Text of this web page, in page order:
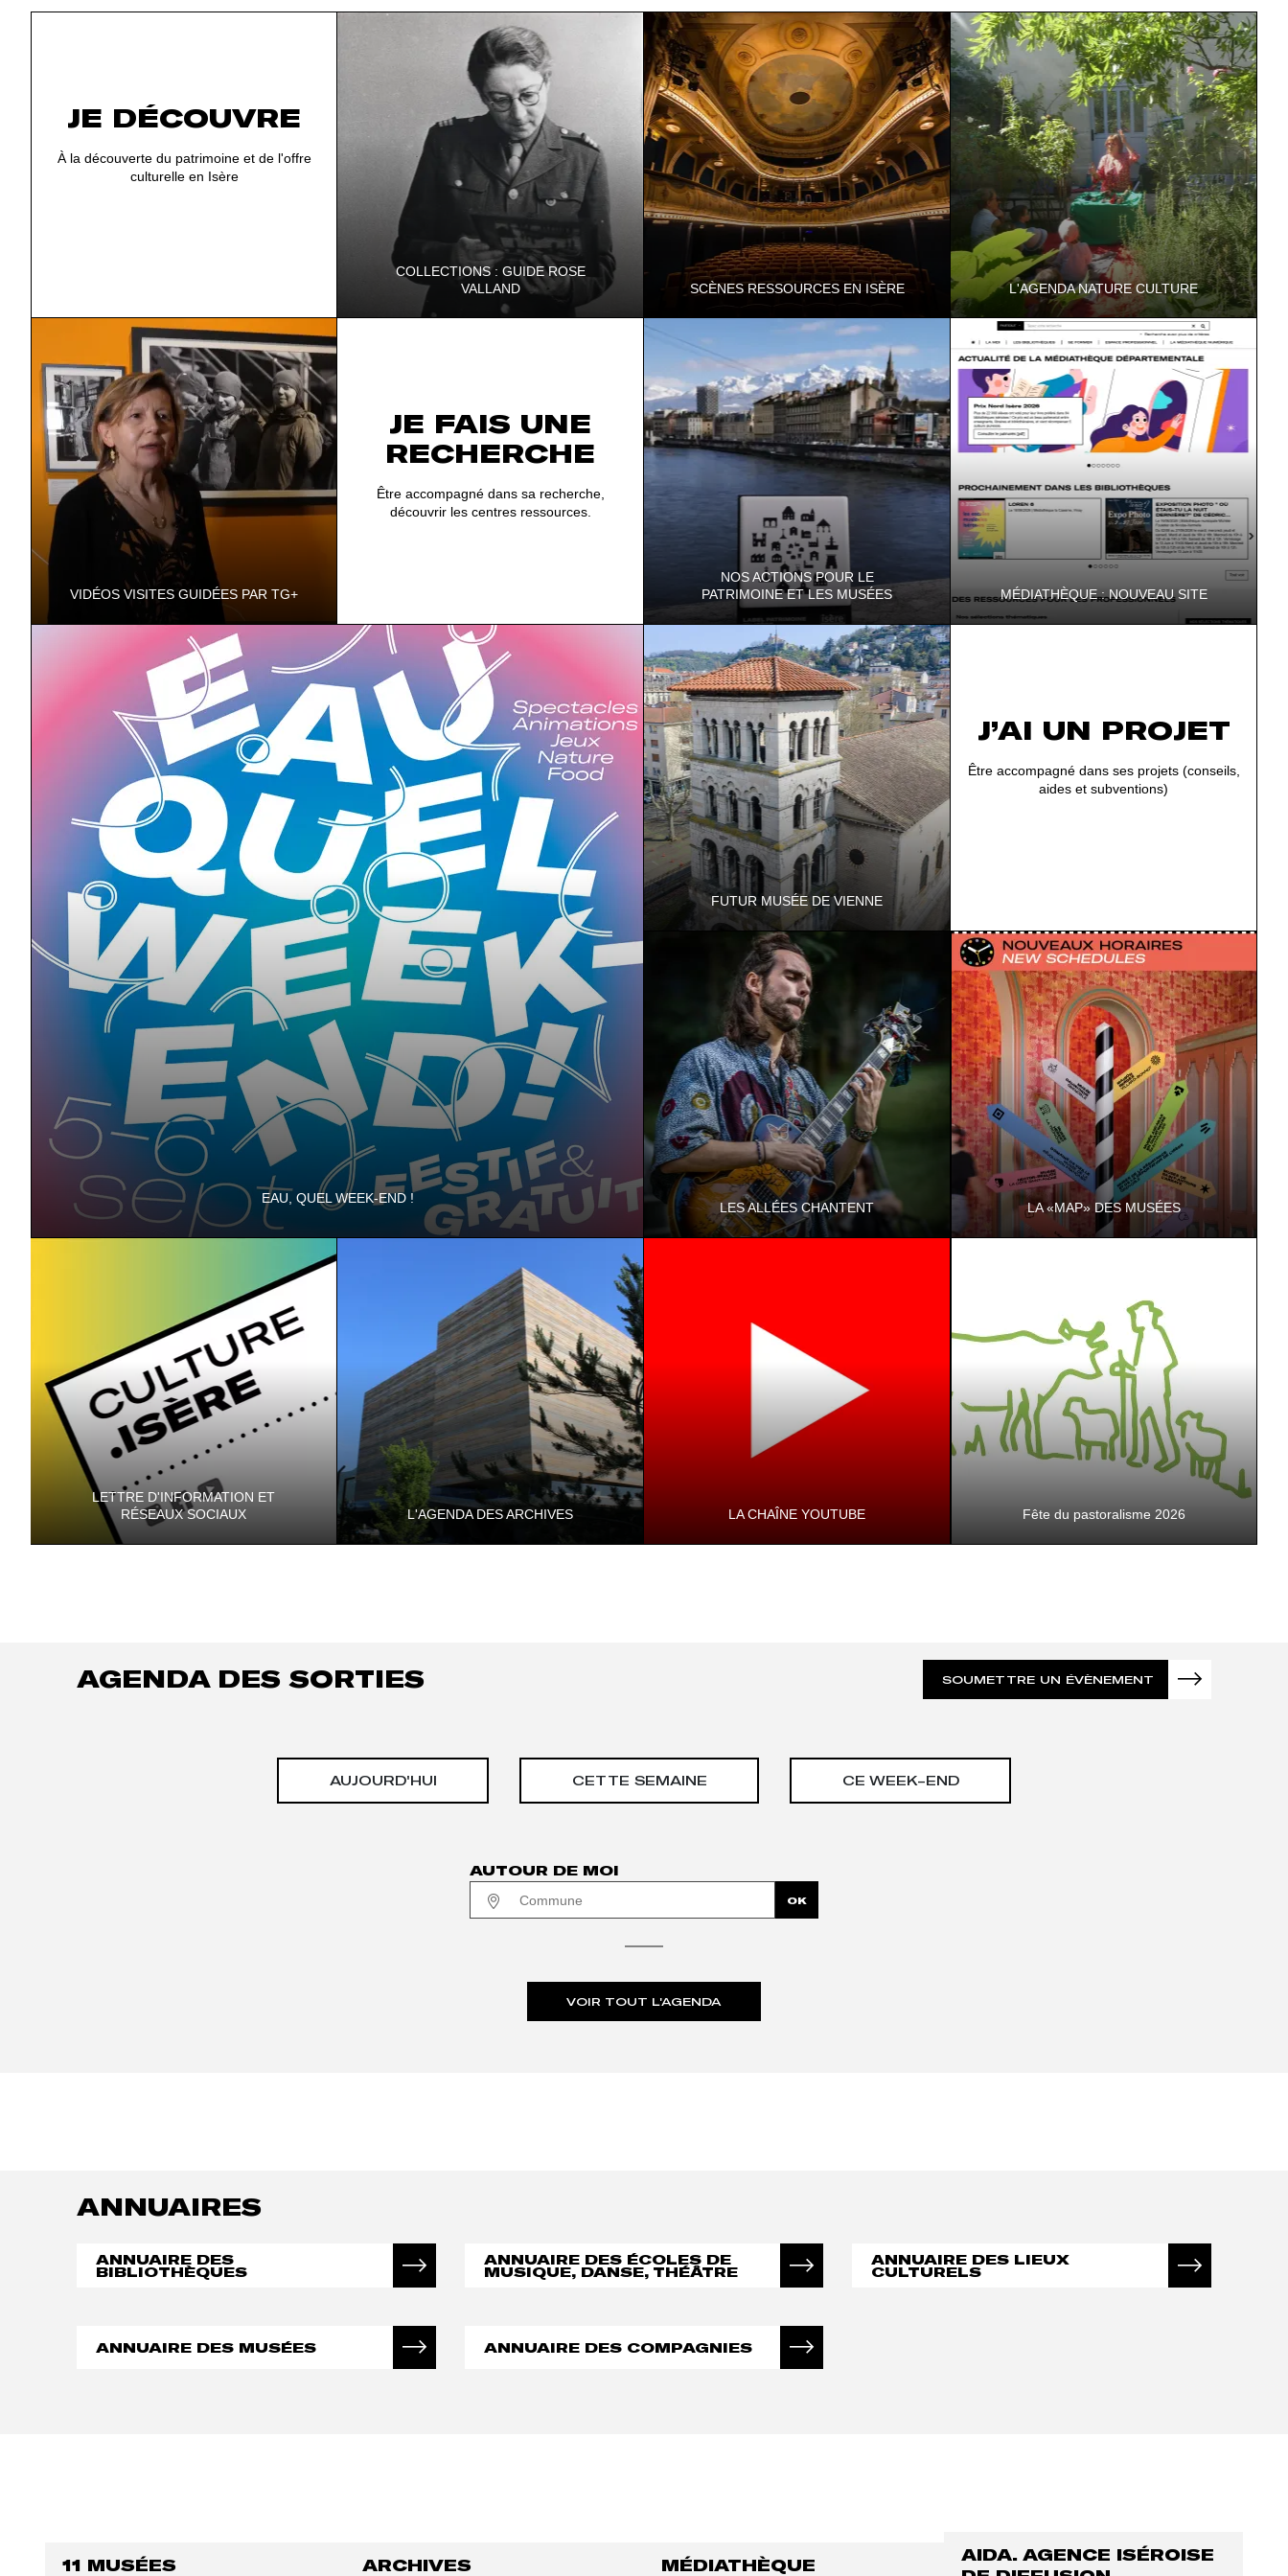
JE DÉCOUVRE
À la découverte du patrimoine et de l'offre
culturelle en Isère
COLLECTIONS : GUIDE ROSE
VALLAND
SCÈNES RESSOURCES EN ISÈRE
Le Département de l'Isère affirme son
attachement à la culture de proximité en
identifiant les structures qui participent à …
L'AGENDA NATURE CULTURE
Parce que nature et culture sont
indissociables... Chaque été, les Espaces
Naturels Sensibles et les Musées
Départementaux v…
VIDÉOS VISITES GUIDÉES PAR TG+
L'émission qui vous fait visiter les expos
des 11 musées départementaux, en
partenariat avec TG+.
JE FAIS UNE
RECHERCHE
Être accompagné dans sa recherche,
découvrir les centres ressources.
NOS ACTIONS POUR LE
PATRIMOINE ET LES MUSÉES
Riche patrimoine que celui de l'Isère ! D'une
grande diversité, il est de longue date l'objet
d'une attention particulière …
MÉDIATHÈQUE : NOUVEAU SITE
EAU, QUEL WEEK-END !
Les 5 & 6 septembre au Domaine de Vizille. Gratuit !
FUTUR MUSÉE DE VIENNE
Le projet architectural du futur Musée
d’histoire de Vienne dévoilé !
J’AI UN PROJET
Être accompagné dans ses projets (conseils,
aides et subventions)
LES ALLÉES CHANTENT
Département, pa…
LA «MAP» DES MUSÉES
d’un site à l’autre – à récupérer dans les
LETTRE D'INFORMATION ET
RÉSEAUX SOCIAUX
L'AGENDA DES ARCHIVES LA CHAÎNE YOUTUBE Fête du pastoralisme 2026
AGENDA DES SORTIES SOUMETTRE UN ÉVÈNEMENT
AUJOURD'HUI CETTE SEMAINE CE WEEK-END
AUTOUR DE MOI
VOIR TOUT L'AGENDA
ANNUAIRES
ANNUAIRE DES
BIBLIOTHÈQUES
ANNUAIRE DES ÉCOLES DE
MUSIQUE, DANSE, THÉÂTRE
ANNUAIRE DES LIEUX
CULTURELS
ANNUAIRE DES MUSÉES ANNUAIRE DES COMPAGNIES
11 MUSÉES ARCHIVES MÉDIATHÈQUE
AIDA. AGENCE ISÉROISE